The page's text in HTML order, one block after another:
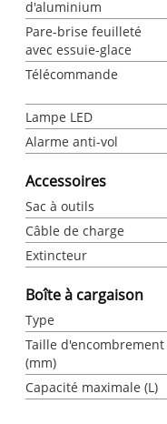
d'aluminium
Pare-brise feuilleté
avec essuie-glace
Télécommande
Lampe LED
Alarme anti-vol
Accessoires
Sac à outils
Câble de charge
Extincteur
Boîte à cargaison
Type
Taille d'encombrement
(mm)
Capacité maximale (L)